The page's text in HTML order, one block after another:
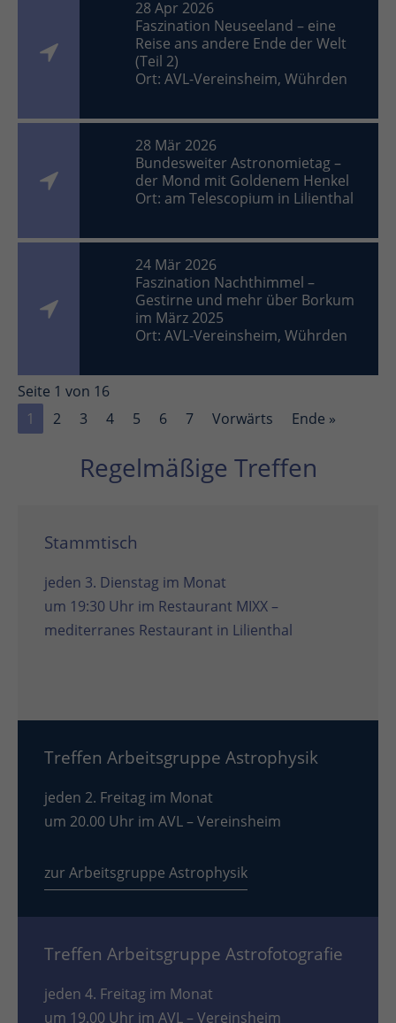
28 Apr 2026
Faszination Neuseeland – eine
Reise ans andere Ende der Welt
(Teil 2)
Ort: AVL-Vereinsheim, Wührden
28 Mär 2026
Bundesweiter Astronomietag –
der Mond mit Goldenem Henkel
Ort: am Telescopium in Lilienthal
24 Mär 2026
Faszination Nachthimmel –
Gestirne und mehr über Borkum
im März 2025
Ort: AVL-Vereinsheim, Wührden
Seite 1 von 16
1
2 3 4 5 6 7 Vorwärts Ende »
Regelmäßige Treffen
Stammtisch
jeden 3. Dienstag im Monat
um 19:30 Uhr im Restaurant MIXX –
mediterranes Restaurant in Lilienthal
Treffen Arbeitsgruppe Astrophysik
jeden 2. Freitag im Monat
um 20.00 Uhr im AVL – Vereinsheim
zur Arbeitsgruppe Astrophysik
Treffen Arbeitsgruppe Astrofotografie
jeden 4. Freitag im Monat
um 19.00 Uhr im AVL – Vereinsheim